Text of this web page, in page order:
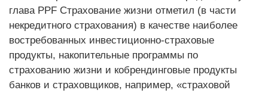
глава PPF Страхование жизни отметил (в части
некредитного страхования) в качестве наиболее
востребованных инвестиционно-страховые
продукты, накопительные программы по
страхованию жизни и кобрендинговые продукты
банков и страховщиков, например, «страховой